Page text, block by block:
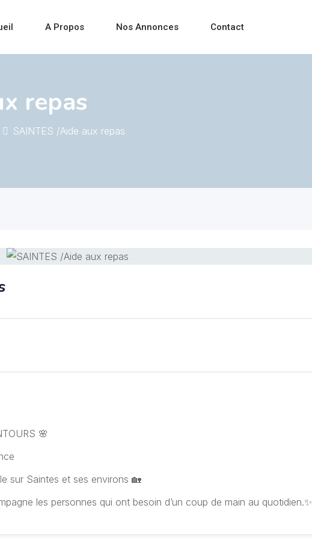
A Propos Nos Annonces Contact
repas
SAINTES /Aide aux repas
🌸
sur Saintes et ses environs 🏡
les personnes qui ont besoin d’un coup de main au quotidien.✨